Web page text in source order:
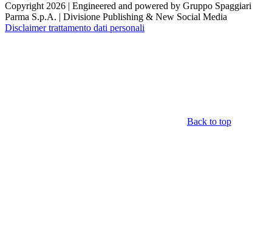
Copyright 2026 | Engineered and powered by Gruppo Spaggiari
Parma S.p.A. | Divisione Publishing & New Social Media
Disclaimer trattamento dati personali
Back to top